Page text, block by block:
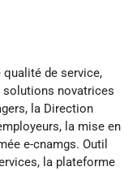
de service,
solutions novatrices
la Direction
la mise en
e-cnamgs. Outil
la plateforme